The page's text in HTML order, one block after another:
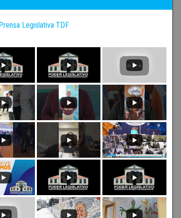
Legislativa TDF